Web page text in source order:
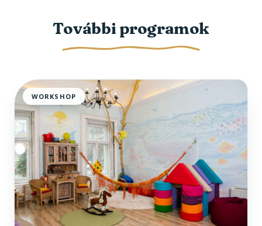
További programok
WORKSHOP